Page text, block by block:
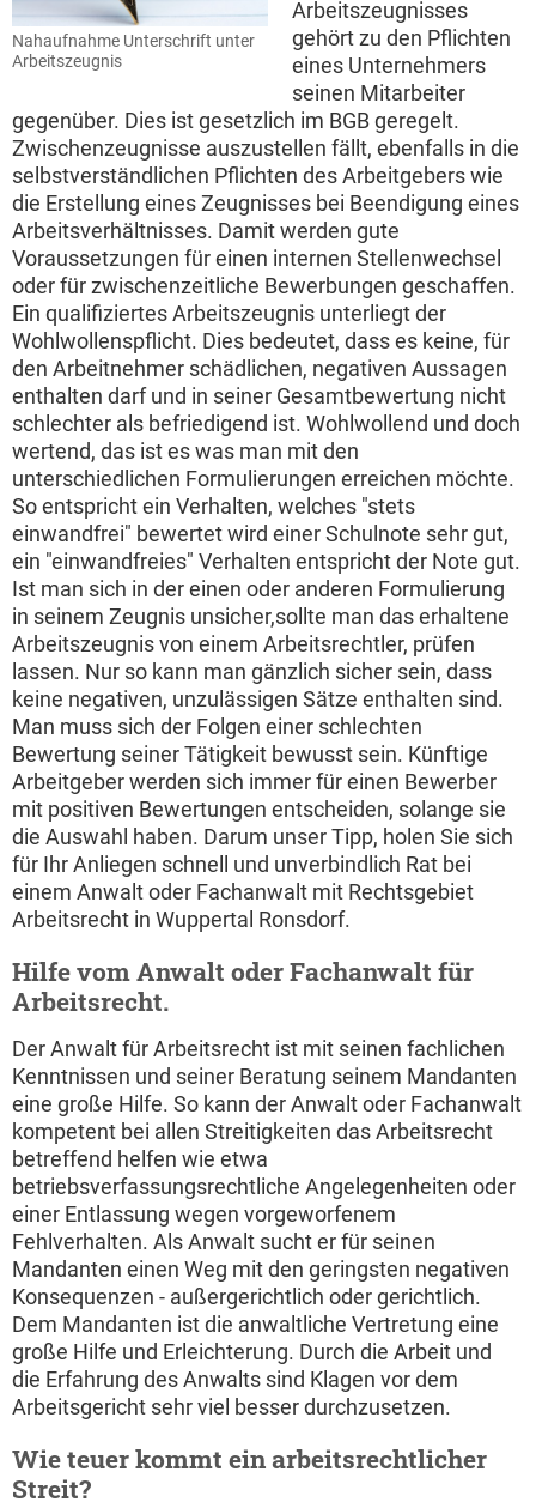
Nahaufnahme Unterschrift unter
Arbeitszeugnis
Arbeitszeugnisses
gehört zu den Pflichten
eines Unternehmers
seinen Mitarbeiter
gegenüber. Dies ist gesetzlich im BGB geregelt.
Zwischenzeugnisse auszustellen fällt, ebenfalls in die
selbstverständlichen Pflichten des Arbeitgebers wie
die Erstellung eines Zeugnisses bei Beendigung eines
Arbeitsverhältnisses. Damit werden gute
Voraussetzungen für einen internen Stellenwechsel
oder für zwischenzeitliche Bewerbungen geschaffen.
Ein qualifiziertes Arbeitszeugnis unterliegt der
Wohlwollenspflicht. Dies bedeutet, dass es keine, für
den Arbeitnehmer schädlichen, negativen Aussagen
enthalten darf und in seiner Gesamtbewertung nicht
schlechter als befriedigend ist. Wohlwollend und doch
wertend, das ist es was man mit den
unterschiedlichen Formulierungen erreichen möchte.
So entspricht ein Verhalten, welches "stets
einwandfrei" bewertet wird einer Schulnote sehr gut,
ein "einwandfreies" Verhalten entspricht der Note gut.
Ist man sich in der einen oder anderen Formulierung
in seinem Zeugnis unsicher,sollte man das erhaltene
Arbeitszeugnis von einem Arbeitsrechtler, prüfen
lassen. Nur so kann man gänzlich sicher sein, dass
keine negativen, unzulässigen Sätze enthalten sind.
Man muss sich der Folgen einer schlechten
Bewertung seiner Tätigkeit bewusst sein. Künftige
Arbeitgeber werden sich immer für einen Bewerber
mit positiven Bewertungen entscheiden, solange sie
die Auswahl haben. Darum unser Tipp, holen Sie sich
für Ihr Anliegen schnell und unverbindlich Rat bei
einem Anwalt oder Fachanwalt mit Rechtsgebiet
Arbeitsrecht in Wuppertal Ronsdorf.
Hilfe vom Anwalt oder Fachanwalt für
Arbeitsrecht.
Der Anwalt für Arbeitsrecht ist mit seinen fachlichen
Kenntnissen und seiner Beratung seinem Mandanten
eine große Hilfe. So kann der Anwalt oder Fachanwalt
kompetent bei allen Streitigkeiten das Arbeitsrecht
betreffend helfen wie etwa
betriebsverfassungsrechtliche Angelegenheiten oder
einer Entlassung wegen vorgeworfenem
Fehlverhalten. Als Anwalt sucht er für seinen
Mandanten einen Weg mit den geringsten negativen
Konsequenzen - außergerichtlich oder gerichtlich.
Dem Mandanten ist die anwaltliche Vertretung eine
große Hilfe und Erleichterung. Durch die Arbeit und
die Erfahrung des Anwalts sind Klagen vor dem
Arbeitsgericht sehr viel besser durchzusetzen.
Wie teuer kommt ein arbeitsrechtlicher
Streit?